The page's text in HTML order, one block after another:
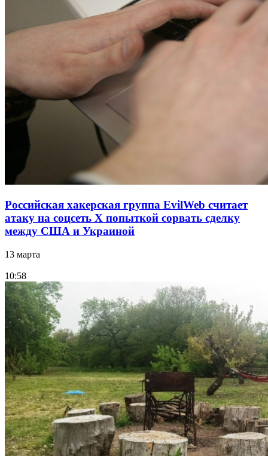
Российская хакерская группа EvilWeb считает
атаку на соцсеть Х попыткой сорвать сделку
между США и Украиной
13 марта
10:58